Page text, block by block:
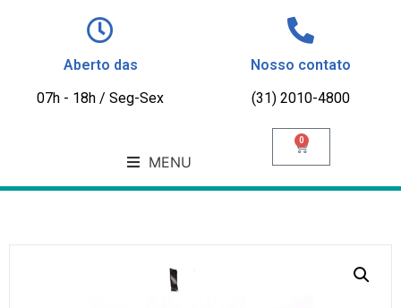
Aberto das
07h - 18h / Seg-Sex
Nosso contato
(31) 2010-4800
MENU
0